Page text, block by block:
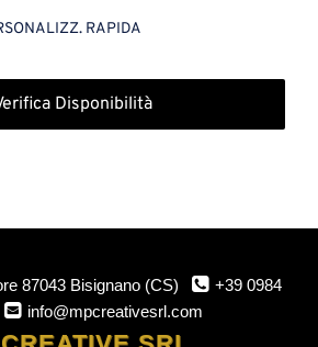
RAPIDA
Disponibilità
87043 Bisignano (CS)
+39 0984
info@mpcreativesrl.com